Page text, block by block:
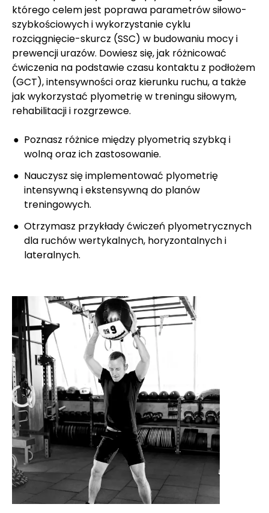
którego celem jest poprawa parametrów siłowo-
szybkościowych i wykorzystanie cyklu
rozciągnięcie-skurcz (SSC) w budowaniu mocy i
prewencji urazów. Dowiesz się, jak różnicować
ćwiczenia na podstawie czasu kontaktu z podłożem
(GCT), intensywności oraz kierunku ruchu, a także
jak wykorzystać plyometrię w treningu siłowym,
rehabilitacji i rozgrzewce.
Poznasz różnice między plyometrią szybką i
wolną oraz ich zastosowanie.
Nauczysz się implementować plyometrię
intensywną i ekstensywną do planów
treningowych.
Otrzymasz przykłady ćwiczeń plyometrycznych
dla ruchów wertykalnych, horyzontalnych i
lateralnych.